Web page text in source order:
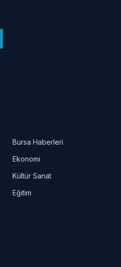
Bursa Haberleri
Ekonomi
Kültür Sanat
Eğitim